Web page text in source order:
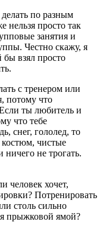
по разным
нельзя просто так
занятия и
Честно скажу, я
взял просто
с тренером или
потому что
ты любитель и
что тебе
снег, гололед, то
костюм, чистые
не трогать.
человек хочет,
Потренировать
столь сильно
прыжковой ямой?